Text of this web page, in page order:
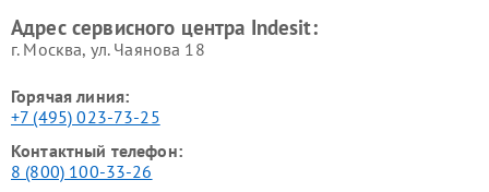
Адрес сервисного центра Indesit:
г. Москва, ул. Чаянова 18
Горячая линия:
+7 (495) 023-73-25
Контактный телефон:
8 (800) 100-33-26